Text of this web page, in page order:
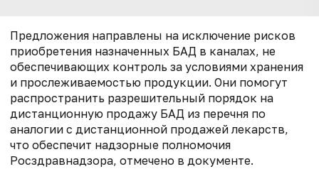
Предложения направлены на исключение рисков
приобретения назначенных БАД в каналах, не
обеспечивающих контроль за условиями хранения
и прослеживаемостью продукции. Они помогут
распространить разрешительный порядок на
дистанционную продажу БАД из перечня по
аналогии с дистанционной продажей лекарств,
что обеспечит надзорные полномочия
Росздравнадзора, отмечено в документе.